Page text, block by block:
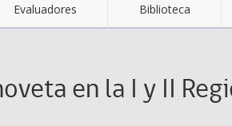
Evaluadores Biblioteca
en la I y II